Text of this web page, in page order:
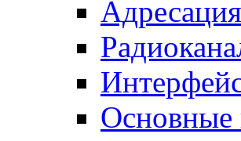
Основные